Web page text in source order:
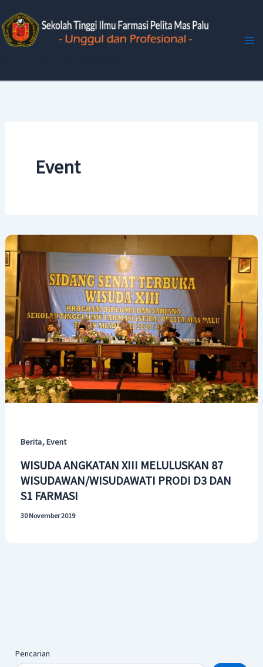
to
content
Event
Berita,Event
WISUDA ANGKATAN XIII MELULUSKAN 87
WISUDAWAN/WISUDAWATI PRODI D3 DAN
S1 FARMASI
30 November 2019
Pencarian